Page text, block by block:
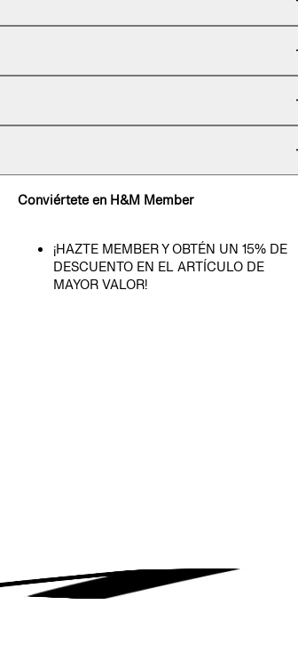
Conviértete en H&M Member
¡HAZTE MEMBER Y OBTÉN UN 15% DE
DESCUENTO EN EL ARTÍCULO DE
MAYOR VALOR!